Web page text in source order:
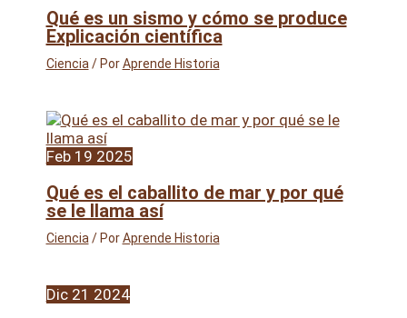
Qué es un sismo y cómo se produce
Explicación científica
Ciencia / PorAprende Historia
Feb 19 2025
Qué es el caballito de mar y por qué
se le llama así
Ciencia / PorAprende Historia
Dic 21 2024